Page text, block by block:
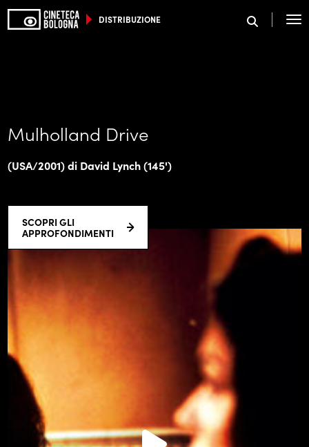
DISTRIBUZIONE
Mulholland Drive
(USA/2001) di David Lynch (145')
SCOPRI GLI
APPROFONDIMENTI